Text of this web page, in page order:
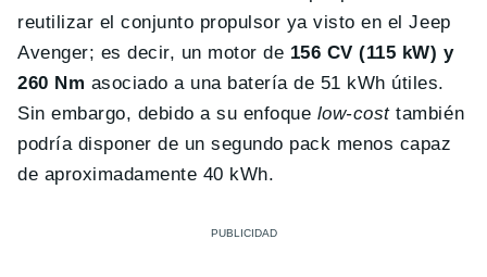
reutilizar el conjunto propulsor ya visto en el Jeep
Avenger; es decir, un motor de 156 CV (115 kW) y
260 Nm asociado a una batería de 51 kWh útiles.
Sin embargo, debido a su enfoque low-costtambién
podría disponer de un segundo pack menos capaz
de aproximadamente 40 kWh.